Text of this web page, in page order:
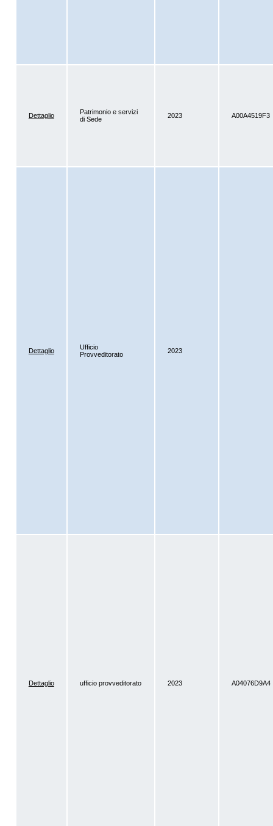
Dettaglio
Patrimonio e servizi
di Sede
2023 A00A4519F3
Dettaglio
Ufficio
Provveditorato
2023
Dettaglio ufficio provveditorato 2023 A04076D9A4